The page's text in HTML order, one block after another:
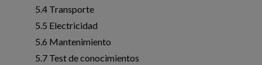
5.4 Transporte
5.5 Electricidad
5.6 Mantenimiento
5.7 Test de conocimientos